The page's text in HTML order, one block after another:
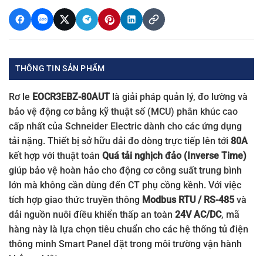
THÔNG TIN SẢN PHẨM
Rơ le EOCR3EBZ-80AUT là giải pháp quản lý, đo lường và
bảo vệ động cơ bằng kỹ thuật số (MCU) phân khúc cao
cấp nhất của Schneider Electric dành cho các ứng dụng
tải nặng. Thiết bị sở hữu dải đo dòng trực tiếp lên tới 80A
kết hợp với thuật toán Quá tải nghịch đảo (Inverse Time)
giúp bảo vệ hoàn hảo cho động cơ công suất trung bình
lớn mà không cần dùng đến CT phụ cồng kềnh. Với việc
tích hợp giao thức truyền thông Modbus RTU / RS-485 và
dải nguồn nuôi điều khiển thấp an toàn 24V AC/DC, mã
hàng này là lựa chọn tiêu chuẩn cho các hệ thống tủ điện
thông minh Smart Panel đặt trong môi trường vận hành